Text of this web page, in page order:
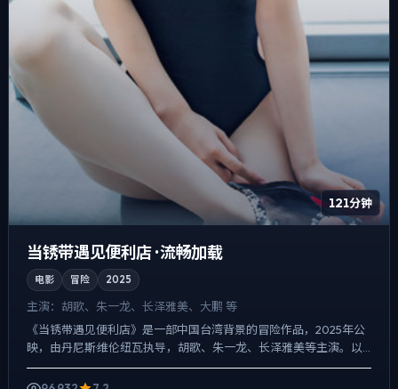
121分钟
当锈带遇见便利店 · 流畅加载
电影 冒险 2025
主演： 胡歌、朱一龙、长泽雅美、大鹏 等
《当锈带遇见便利店》是一部中国台湾背景的冒险作品，2025年公
映，由丹尼斯·维伦纽瓦执导，胡歌、朱一龙、长泽雅美等主演。以
冷峻镜头对准普通人的抉择瞬间，人物在道德灰区反复试探，...